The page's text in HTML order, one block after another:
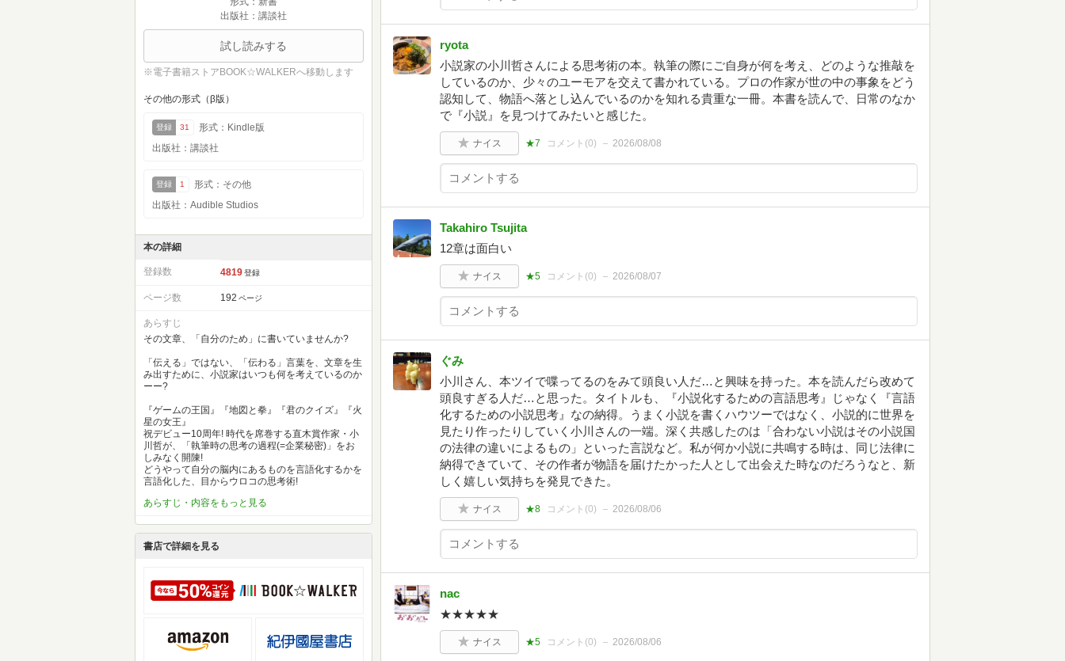
出版社：講談社
試し読みする
※電子書籍ストアBOOK☆WALKERへ移動します
その他の形式（β版）
登録 31
形式：Kindle版
出版社：講談社
登録 1
形式：その他
出版社：Audible Studios
本の詳細
登録数 4819 登録
ページ数 192 ページ
あらすじ
その文章、「自分のため」に書いていませんか?
「伝える」ではない、「伝わる」言葉を、文章を生
み出すために、小説家はいつも何を考えているのか
ーー?
『ゲームの王国』『地図と拳』『君のクイズ』『火
星の女王』
祝デビュー10周年! 時代を席巻する直木賞作家・小
川哲が、「執筆時の思考の過程(=企業秘密)」をお
しみなく開陳!
どうやって自分の脳内にあるものを言語化するかを
言語化した、目からウロコの思考術!
あらすじ・内容をもっと見る
書店で詳細を見る
ryota
小説家の小川哲さんによる思考術の本。執筆の際にご自身が何を考え、どのような推敲を
しているのか、少々のユーモアを交えて書かれている。プロの作家が世の中の事象をどう
認知して、物語へ落とし込んでいるのかを知れる貴重な一冊。本書を読んで、日常のなか
で『小説』を見つけてみたいと感じた。
ナイス ★7 コメント(0) 2026/08/08
Takahiro Tsujita
12章は面白い
ナイス ★5 コメント(0) 2026/08/07
ぐみ
小川さん、本ツイで喋ってるのをみて頭良い人だ…と興味を持った。本を読んだら改めて
頭良すぎる人だ…と思った。タイトルも、『小説化するための言語思考』じゃなく『言語
化するための小説思考』なの納得。うまく小説を書くハウツーではなく、小説的に世界を
見たり作ったりしていく小川さんの一端。深く共感したのは「合わない小説はその小説国
の法律の違いによるもの」といった言説など。私が何か小説に共鳴する時は、同じ法律に
納得できていて、その作者が物語を届けたかった人として出会えた時なのだろうなと、新
しく嬉しい気持ちを発見できた。
ナイス ★8 コメント(0) 2026/08/06
nac
★★★★★
ナイス ★5 コメント(0) 2026/08/06